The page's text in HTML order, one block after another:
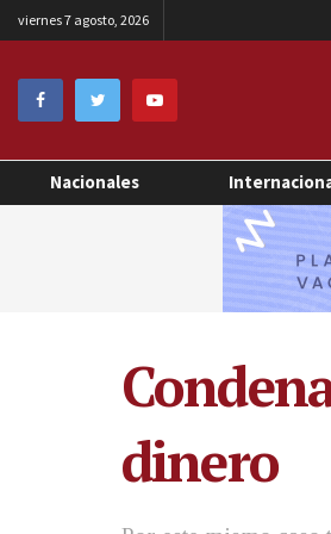
viernes 7 agosto, 2026
Nacionales
dinero